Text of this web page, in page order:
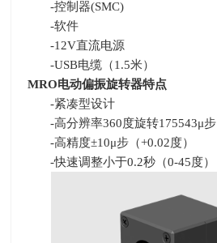
-控制器(SMC)
-软件
-12V直流电源
-USB电缆（1.5米）
MRO电动偏振旋转器特点
-紧凑型设计
-高分辨率360度旋转175543μ步
-高精度±10μ步（+0.02度）
-快速调整小于0.2秒（0-45度）